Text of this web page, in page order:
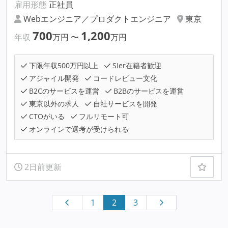
雇用形態 正社員
Webエンジニア／プロダクトエンジニア
東京
年収 700万円 〜 1,200万円
下限年収500万円以上
SIer在籍者歓迎
アジャイル開発
コードレビュー文化
B2Cのサービスを運営
B2Bのサービスを運営
東京以外の求人
自社サービスを開発
CTOがいる
フルリモート可
オンラインで選考が受けられる
2日前更新
1 2 3